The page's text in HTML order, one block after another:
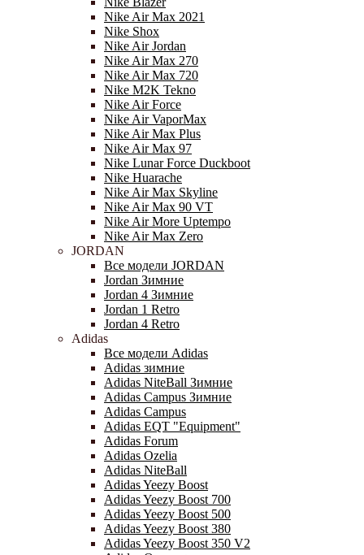
Nike Air Max 2021
Nike Shox
Nike Air Jordan
Nike Air Max 270
Nike Air Max 720
Nike M2K Tekno
Nike Air Force
Nike Air VaporMax
Nike Air Max Plus
Nike Air Max 97
Nike Lunar Force Duckboot
Nike Huarache
Nike Air Max Skyline
Nike Air Max 90 VT
Nike Air More Uptempo
Nike Air Max Zero
JORDAN
Все модели JORDAN
Jordan Зимние
Jordan 4 Зимние
Jordan 1 Retro
Jordan 4 Retro
Adidas
Все модели Adidas
Adidas зимние
Adidas NiteBall Зимние
Adidas Campus Зимние
Adidas Campus
Adidas EQT "Equipment"
Adidas Forum
Adidas Ozelia
Adidas NiteBall
Adidas Yeezy Boost
Adidas Yeezy Boost 700
Adidas Yeezy Boost 500
Adidas Yeezy Boost 380
Adidas Yeezy Boost 350 V2